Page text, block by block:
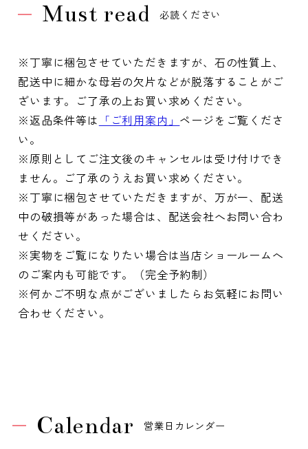
Must read 必読ください
※丁寧に梱包させていただきますが、石の性質上、
配送中に細かな母岩の欠片などが脱落することがご
ざいます。ご了承の上お買い求めください。
※返品条件等は 「ご利用案内」 ページをご覧くださ
い。
※原則としてご注文後のキャンセルは受け付けでき
ません。ご了承のうえお買い求めください。
※丁寧に梱包させていただきますが、万が一、配送
中の破損等があった場合は、配送会社へお問い合わ
せください。
※実物をご覧になりたい場合は当店ショールームへ
のご案内も可能です。（完全予約制）
※何かご不明な点がございましたらお気軽にお問い
合わせください。
Calendar 営業日カレンダー